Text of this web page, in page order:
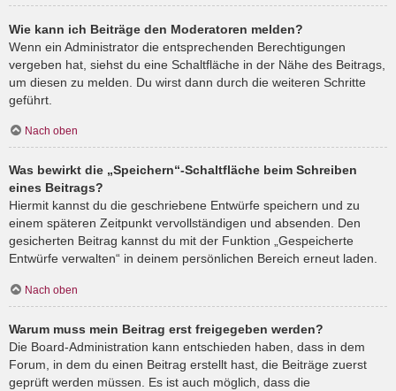
Wie kann ich Beiträge den Moderatoren melden?
Wenn ein Administrator die entsprechenden Berechtigungen
vergeben hat, siehst du eine Schaltfläche in der Nähe des Beitrags,
um diesen zu melden. Du wirst dann durch die weiteren Schritte
geführt.
Nach oben
Was bewirkt die „Speichern“-Schaltfläche beim Schreiben
eines Beitrags?
Hiermit kannst du die geschriebene Entwürfe speichern und zu
einem späteren Zeitpunkt vervollständigen und absenden. Den
gesicherten Beitrag kannst du mit der Funktion „Gespeicherte
Entwürfe verwalten“ in deinem persönlichen Bereich erneut laden.
Nach oben
Warum muss mein Beitrag erst freigegeben werden?
Die Board-Administration kann entschieden haben, dass in dem
Forum, in dem du einen Beitrag erstellt hast, die Beiträge zuerst
geprüft werden müssen. Es ist auch möglich, dass die